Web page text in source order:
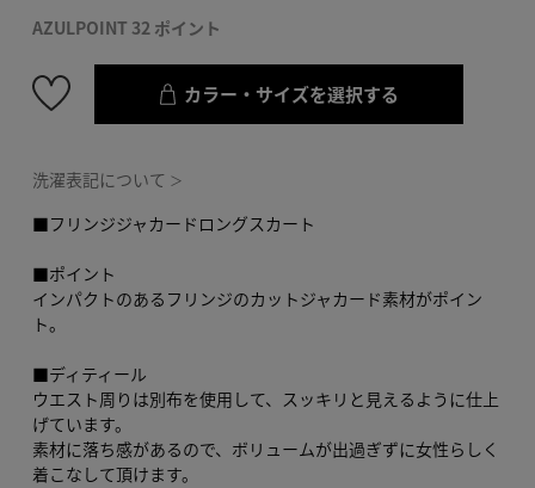
AZULPOINT 32 ポイント
カラー・サイズを選択する
洗濯表記について ＞
■フリンジジャカードロングスカート
■ポイント
インパクトのあるフリンジのカットジャカード素材がポイン
ト。
■ディティール
ウエスト周りは別布を使用して、スッキリと見えるように仕上
げています。
素材に落ち感があるので、ボリュームが出過ぎずに女性らしく
着こなして頂けます。